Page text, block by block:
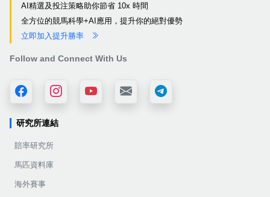
AI精選及投注策略助你節省 10x 時間
全方位的競馬科學+AI應用，提升你的絕對優勢
立即加入提升勝率
Follow and Connect With Us
研究所連結
賠率研究所
馬匹資料庫
海外賽事